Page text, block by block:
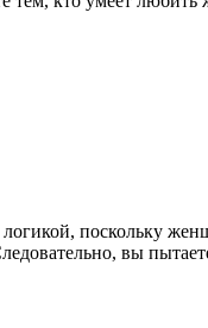
поскольку
вы